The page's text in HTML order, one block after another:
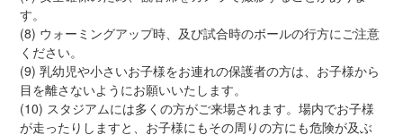
す。
(8) ウォーミングアップ時、及び試合時のボールの行方にご注意
ください。
(9) 乳幼児や小さいお子様をお連れの保護者の方は、お子様から
目を離さないようにお願いいたします。
(10) スタジアムには多くの方がご来場されます。場内でお子様
が走ったりしますと、お子様にもその周りの方にも危険が及ぶ